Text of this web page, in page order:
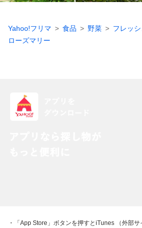
Yahoo!フリマ 食品 野菜
フレッ
ローズマリー
・「App Store」ボタンを押すとiTunes （外部サ